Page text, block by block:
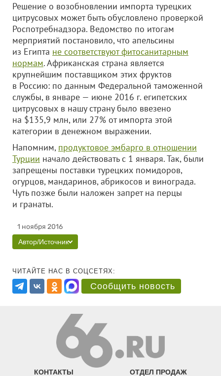
Решение о возобновлении импорта турецких
цитрусовых может быть обусловлено проверкой
Роспотребнадзора. Ведомство по итогам
мерприятий постановило, что апельсины
из Египта не соответствуют фитосанитарным
нормам. Африканская страна является
крупнейшим поставщиком этих фруктов
в Россию: по данным Федеральной таможенной
службы, в январе — июне 2016 г. египетских
цитрусовых в нашу страну было ввезено
на $135,9 млн, или 27% от импорта этой
категории в денежном выражении.
Напомним, продуктовое эмбарго в отношении
Турции начало действовать с 1 января. Так, были
запрещены поставки турецких помидоров,
огурцов, мандаринов, абрикосов и винограда.
Чуть позже были наложен запрет на перцы
и гранаты.
1 ноября 2016
Автор/Источник
ЧИТАЙТЕ НАС В СОЦСЕТЯХ:
Сообщить новость
КОНТАКТЫ ОТДЕЛ ПРОДАЖ